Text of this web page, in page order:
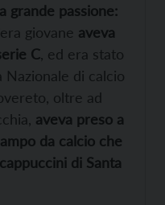
grande passione:
giovane aveva
C , ed era stato
Nazionale di calcio
oltre ad
aveva preso a
da calcio che
di Santa